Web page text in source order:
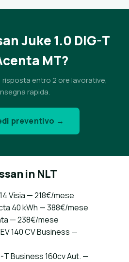
Juke 1.0 DIG-T
MT?
entro 2 ore lavorative,
rapida.
preventivo →
in NLT
Visia — 218€/mese
40 kWh — 388€/mese
— 238€/mese
140 CV Business —
T Business 160cv Aut. —